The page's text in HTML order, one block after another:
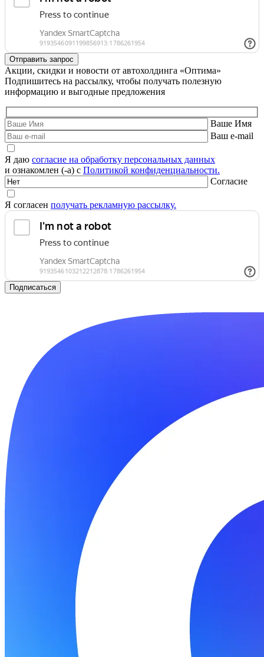
Акции, скидки и новости от автохолдинга «Оптима»
Подпишитесь на рассылку, чтобы получать полезную
информацию и выгодные предложения
Ваше Имя
Ваш e-mail
Я даю согласие на обработку персональных данных
и ознакомлен (-а) с Политикой конфиденциальности.
Согласие
Я согласен получать рекламную рассылку.